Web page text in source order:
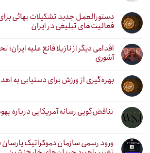
دستورالعمل جدید تشکیلات بهائی
فعالیت‌های تبلیغی در ایران
اقدامی دیگر از نازیلا قانع علیه
آشوری
بهره‌گیری از ورزش برای دستیابی به
تناقض‌گویی رسانه آمریکایی درباره
ورود رسمی سازمان دموکراتیک